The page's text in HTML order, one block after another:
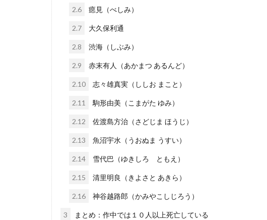
2.6 癋見（べしみ）
2.7 大久保利通
2.8 渋海（しぶみ）
2.9 赤末有人（あかまつ あるんど）
2.10 志々雄真実（ししお まこと）
2.11 駒形由美（こまがた ゆみ）
2.12 佐渡島方治（さどじま ほうじ）
2.13 魚沼宇水（うおぬま うすい）
2.14 雪代巴（ゆきしろ ともえ）
2.15 清里明良（きよさと あきら）
2.16 神谷越路郎（かみやこしじろう）
3 まとめ：作中では１０人以上死亡している